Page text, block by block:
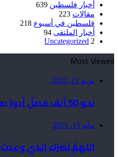
أخبار فلسطين 639
مقالات 223
فلسطين في أسبوع 218
أخبار الملتقى 94
Uncategorized 2
Most Viewed
يونيو 23, 2023
نحو 50 ألف مصلٍّ أدوا صلاة الجمعة في الأقصى
مايو 13, 2021
اللهمَّ نَصْرَك الذي وعدتَ